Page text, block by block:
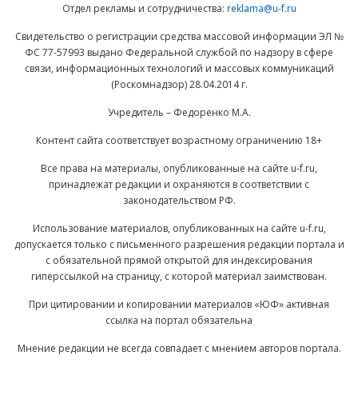
Отдел рекламы и сотрудничества: reklama@u-f.ru
Свидетельство о регистрации средства массовой информации ЭЛ №
ФС 77-57993 выдано Федеральной службой по надзору в сфере
связи, информационных технологий и массовых коммуникаций
(Роскомнадзор) 28.04.2014 г.
Учредитель – Федоренко М.А.
Контент сайта соответствует возрастному ограничению 18+
Все права на материалы, опубликованные на сайте u-f.ru,
принадлежат редакции и охраняются в соответствии с
законодательством РФ.
Использование материалов, опубликованных на сайте u-f.ru,
допускается только с письменного разрешения редакции портала и
с обязательной прямой открытой для индексирования
гиперссылкой на страницу, с которой материал заимствован.
При цитировании и копировании материалов «ЮФ» активная
ссылка на портал обязательна
Мнение редакции не всегда совпадает с мнением авторов портала.